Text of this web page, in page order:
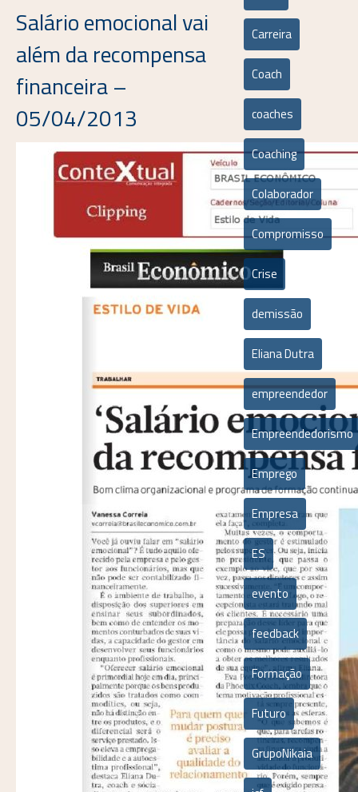
Salário emocional vai
além da recompensa
financeira –
05/04/2013
Carreira
Coach
coaches
Coaching
Colaborador
Compromisso
Crise
demissão
Eliana Dutra
empreendedor
Empreendedorismo
Emprego
Empresa
ES
evento
feedback
Formação
Futuro
GrupoNikaia